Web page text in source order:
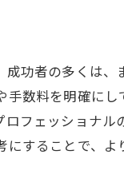
イスで資金を有効
成功した事例
売却を有利に進
向を把握する
功者の多くは
数料を明確に
フェッショナ
することで、